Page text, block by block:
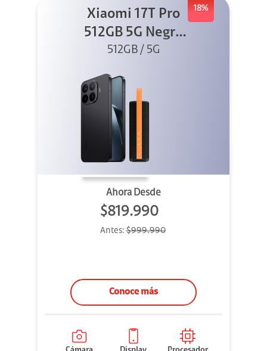
18%
Xiaomi 17T Pro
512GB 5G Negro
+ Sound
512GB / 5G
Ahora Desde
$819.990
Antes:$999.990
Conoce más